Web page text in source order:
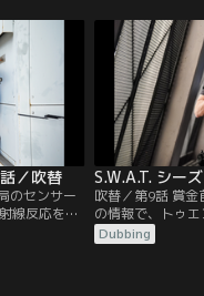
なる。
ロールに当たる。
／吹替
のセンサー
線反応を検
放射性物質
封鎖され
S.W.A.T. シー
吹替／第9話 賞
の情報で、トゥ
首に賞金が懸け
入る。その噂は
Dubbing